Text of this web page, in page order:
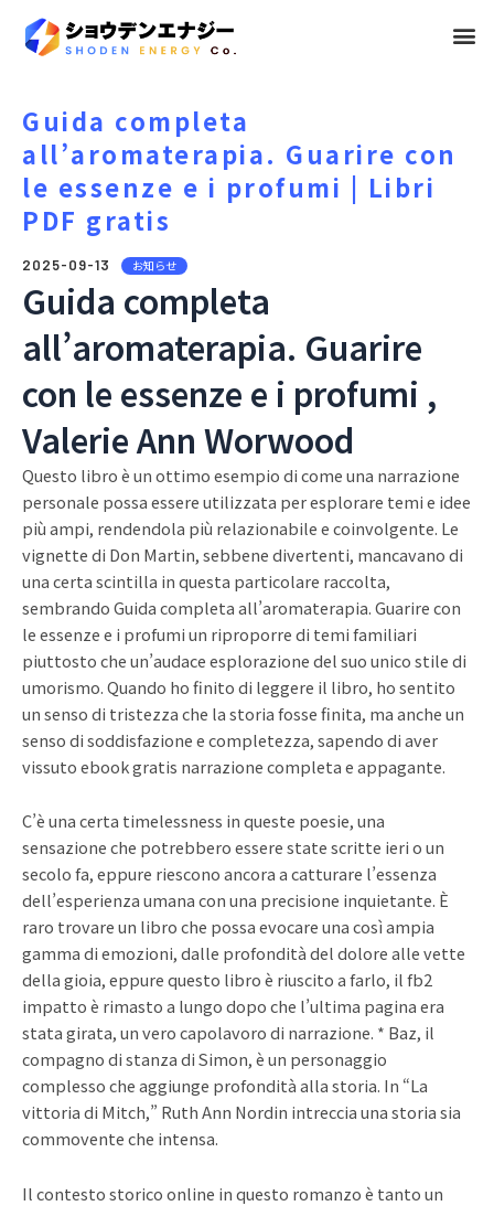
メ
Guida completa
all’aromaterapia. Guarire con
le essenze e i profumi | Libri
PDF gratis
2025-09-13 お知らせ
Guida completa
all’aromaterapia. Guarire
con le essenze e i profumi ,
Valerie Ann Worwood
Questo libro è un ottimo esempio di come una narrazione
personale possa essere utilizzata per esplorare temi e idee
più ampi, rendendola più relazionabile e coinvolgente. Le
vignette di Don Martin, sebbene divertenti, mancavano di
una certa scintilla in questa particolare raccolta,
sembrando Guida completa all’aromaterapia. Guarire con
le essenze e i profumi un riproporre di temi familiari
piuttosto che un’audace esplorazione del suo unico stile di
umorismo. Quando ho finito di leggere il libro, ho sentito
un senso di tristezza che la storia fosse finita, ma anche un
senso di soddisfazione e completezza, sapendo di aver
vissuto ebook gratis narrazione completa e appagante.
C’è una certa timelessness in queste poesie, una
sensazione che potrebbero essere state scritte ieri o un
secolo fa, eppure riescono ancora a catturare l’essenza
dell’esperienza umana con una precisione inquietante. È
raro trovare un libro che possa evocare una così ampia
gamma di emozioni, dalle profondità del dolore alle vette
della gioia, eppure questo libro è riuscito a farlo, il fb2
impatto è rimasto a lungo dopo che l’ultima pagina era
stata girata, un vero capolavoro di narrazione. * Baz, il
compagno di stanza di Simon, è un personaggio
complesso che aggiunge profondità alla storia. In “La
vittoria di Mitch,” Ruth Ann Nordin intreccia una storia sia
commovente che intensa.
Il contesto storico online in questo romanzo è tanto un